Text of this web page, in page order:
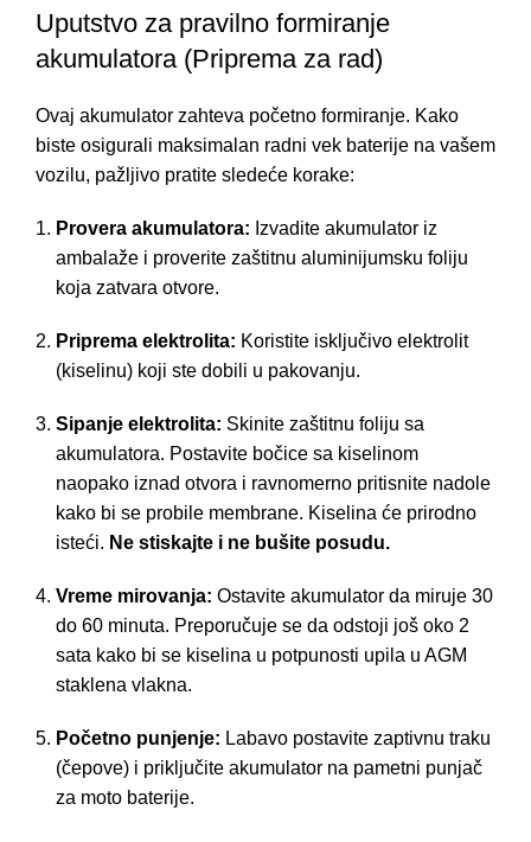
Uputstvo za pravilno formiranje
akumulatora (Priprema za rad)
Ovaj akumulator zahteva početno formiranje. Kako
biste osigurali maksimalan radni vek baterije na vašem
vozilu, pažljivo pratite sledeće korake:
Provera akumulatora: Izvadite akumulator iz
ambalaže i proverite zaštitnu aluminijumsku foliju
koja zatvara otvore.
Priprema elektrolita: Koristite isključivo elektrolit
(kiselinu) koji ste dobili u pakovanju.
Sipanje elektrolita: Skinite zaštitnu foliju sa
akumulatora. Postavite bočice sa kiselinom
naopako iznad otvora i ravnomerno pritisnite nadole
kako bi se probile membrane. Kiselina će prirodno
isteći. Ne stiskajte i ne bušite posudu.
Vreme mirovanja: Ostavite akumulator da miruje 30
do 60 minuta. Preporučuje se da odstoji još oko 2
sata kako bi se kiselina u potpunosti upila u AGM
staklena vlakna.
Početno punjenje: Labavo postavite zaptivnu traku
(čepove) i priključite akumulator na pametni punjač
za moto baterije.